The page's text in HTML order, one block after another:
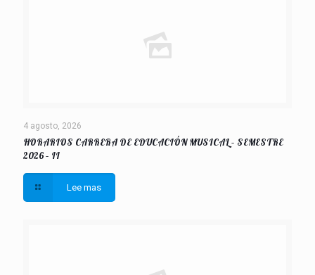
4 agosto, 2026
HORARIOS CARRERA DE EDUCACIÓN MUSICAL – SEMESTRE
2026 – II
Lee mas